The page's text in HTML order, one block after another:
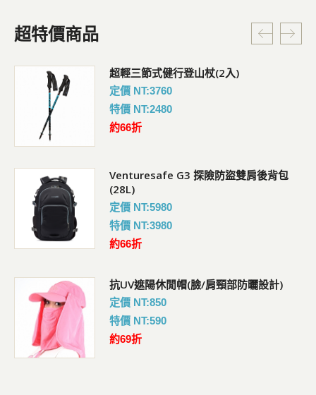
超特價商品
超輕三節式健行登山杖(2入)
定價 NT:3760
特價 NT:2480
約66折
Venturesafe G3 探險防盜雙肩後背包
(28L)
定價 NT:5980
特價 NT:3980
約66折
抗UV遮陽休閒帽(臉/肩頸部防曬設計)
定價 NT:850
特價 NT:590
約69折